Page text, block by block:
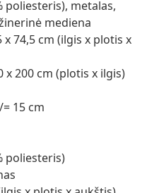
poliesteris), metalas,
mediena
74,5 cm (ilgis x plotis x
x 200 cm (plotis x ilgis)
15 cm
poliesteris)